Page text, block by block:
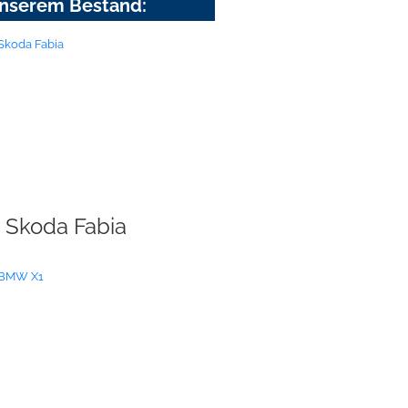
Bestand:
Skoda Fabia